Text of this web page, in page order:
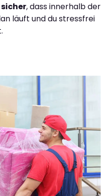
, dass innerhalb der
läuft und du stressfrei